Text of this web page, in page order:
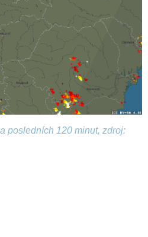
posledních 120 minut, zdroj: